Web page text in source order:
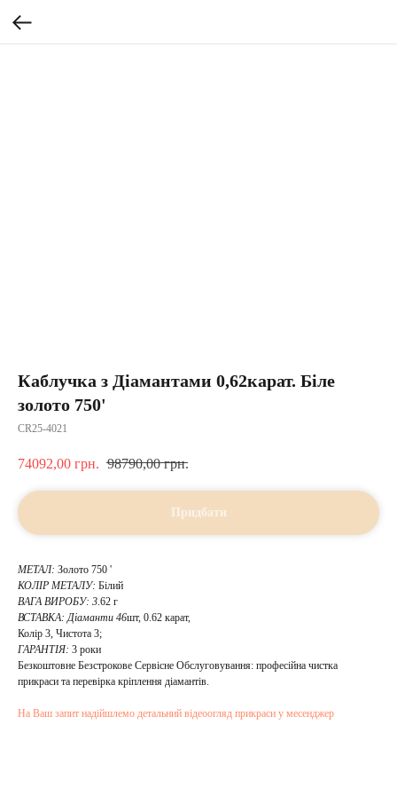
Каблучка з Діамантами 0,62карат. Біле
золото 750'
CR25-4021
74092,00 грн. 98790,00 грн.
Придбати
МЕТАЛ: Золото 750 '
КОЛІР МЕТАЛУ: Білий
ВАГА ВИРОБУ: 3.62 г
ВСТАВКА: Діаманти 46шт, 0.62 карат,
Колір 3, Чистота 3;
ГАРАНТІЯ: 3 роки
Безкоштовне Безстрокове Сервісне Обслуговування: професійна чистка
прикраси та перевірка кріплення діамантів.
На Ваш запит надійшлемо детальний відеоогляд прикраси у месенджер